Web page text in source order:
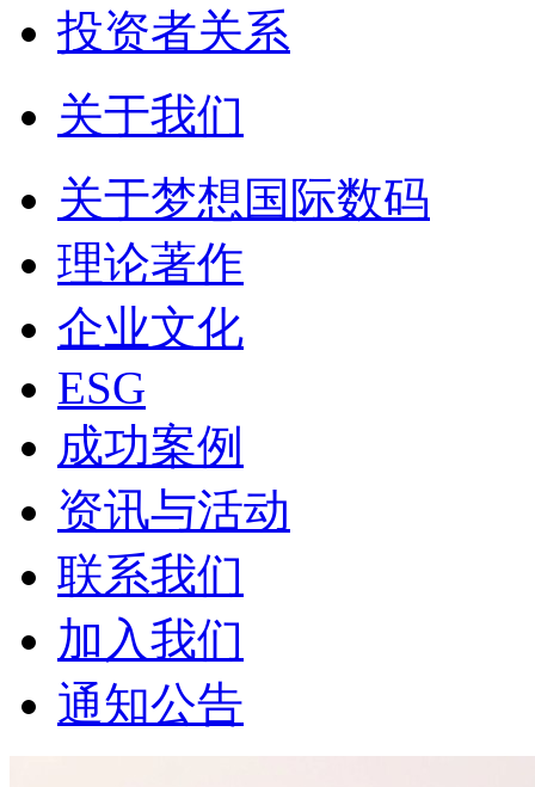
投资者关系
关于我们
关于梦想国际数码
理论著作
企业文化
ESG
成功案例
资讯与活动
联系我们
加入我们
通知公告